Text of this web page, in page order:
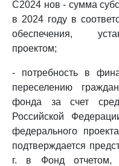
С2024 нов - сумма
в 2024 году в
обеспечения,
проектом;
- потребность в
переселению
фонда за счет
Российской
федерального
подтверждается
г. в Фонд отчетом,